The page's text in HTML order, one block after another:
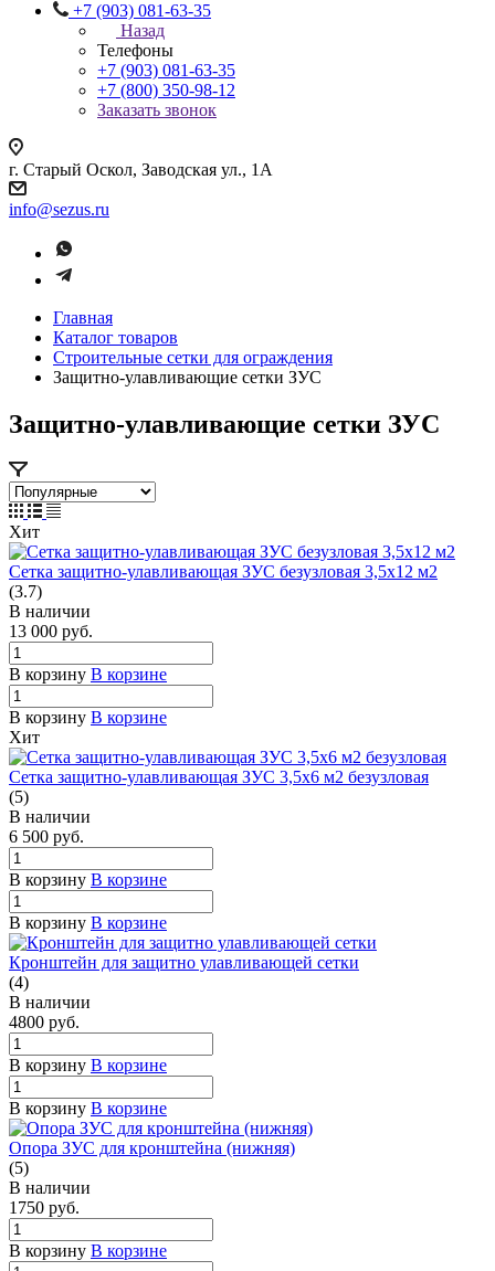
+7 (903) 081-63-35
Назад
Телефоны
+7 (903) 081-63-35
+7 (800) 350-98-12
Заказать звонок
г. Старый Оскол, Заводская ул., 1А
info@sezus.ru
Главная
Каталог товаров
Строительные сетки для ограждения
Защитно-улавливающие сетки ЗУС
Защитно-улавливающие сетки ЗУС
Хит
Сетка защитно-улавливающая ЗУС безузловая 3,5х12 м2
(3.7)
В наличии
13 000 руб.
В корзину В корзине
В корзину В корзине
Хит
Сетка защитно-улавливающая ЗУС 3,5х6 м2 безузловая
(5)
В наличии
6 500 руб.
В корзину В корзине
В корзину В корзине
Кронштейн для защитно улавливающей сетки
(4)
В наличии
4800 руб.
В корзину В корзине
В корзину В корзине
Опора ЗУС для кронштейна (нижняя)
(5)
В наличии
1750 руб.
В корзину В корзине